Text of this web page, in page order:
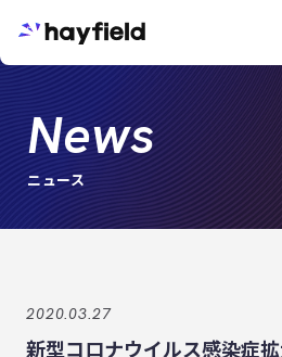
News
ニュース
2020.03.27
新型コロナウイルス感染症